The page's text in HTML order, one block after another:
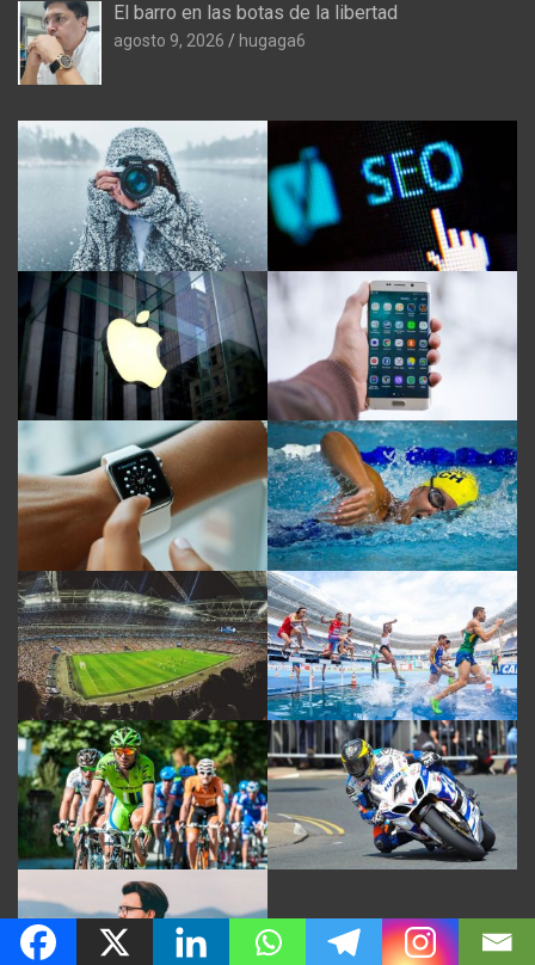
El barro en las botas de la libertad
agosto 9, 2026 hugaga6